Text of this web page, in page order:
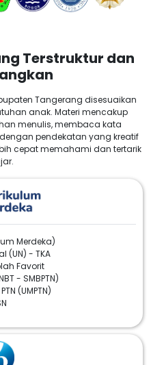
Terstruktur dan
Tangerang disesuaikan
anak. Materi mencakup
menulis, membaca kata
pendekatan yang kreatif
cepat memahami dan tertarik
Merdeka)
(UN) - TKA
Favorit
- SMBPTN)
(UMPTN)